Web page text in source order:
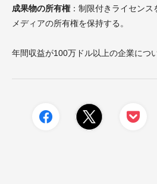
成果物の所有権 ：制限付きライセン
メディアの所有権を保持する。
年間収益が100万ドル以上の企業につ